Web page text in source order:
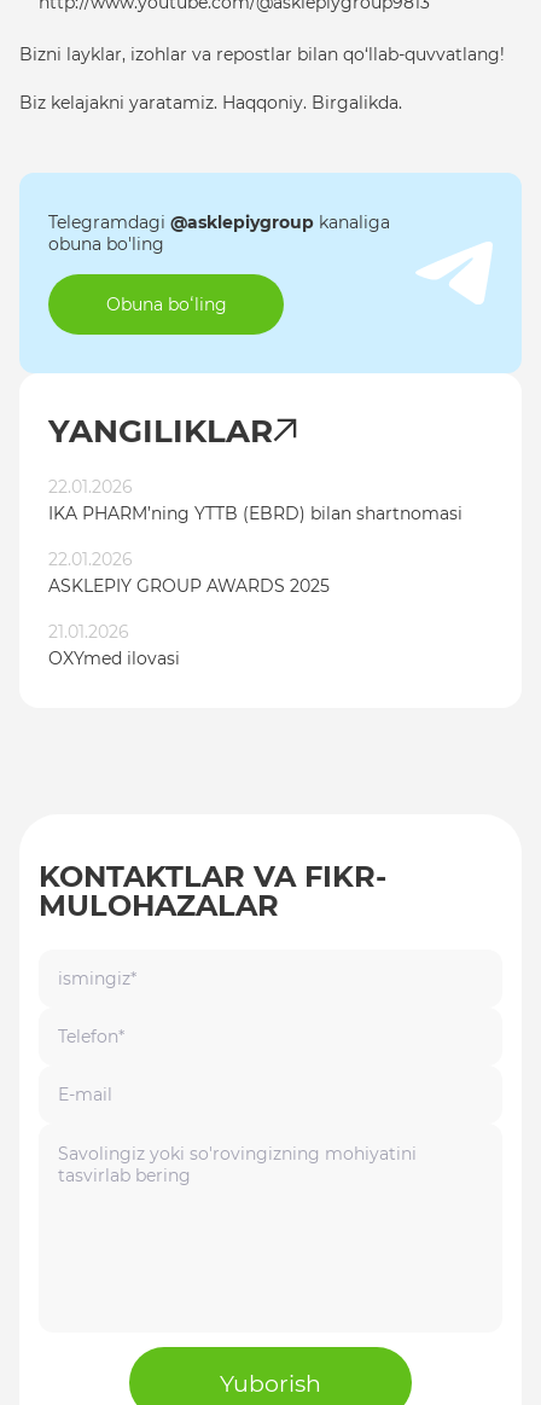
YANGILIKLAR
22.01.2026
IKA PHARM’ning YTTB (EBRD) bilan shartnomasi
22.01.2026
ASKLEPIY GROUP AWARDS 2025
21.01.2026
OXYmed ilovasi
Bizni layklar, izohlar va repostlar bilan qo‘llab-quvvatlang!
Biz kelajakni yaratamiz. Haqqoniy. Birgalikda.
Telegramdagi @asklepiygroup kanaliga
obuna bo'ling
Obuna boʻling
KONTAKTLAR VA FIKR-
MULOHAZALAR
Yuborish